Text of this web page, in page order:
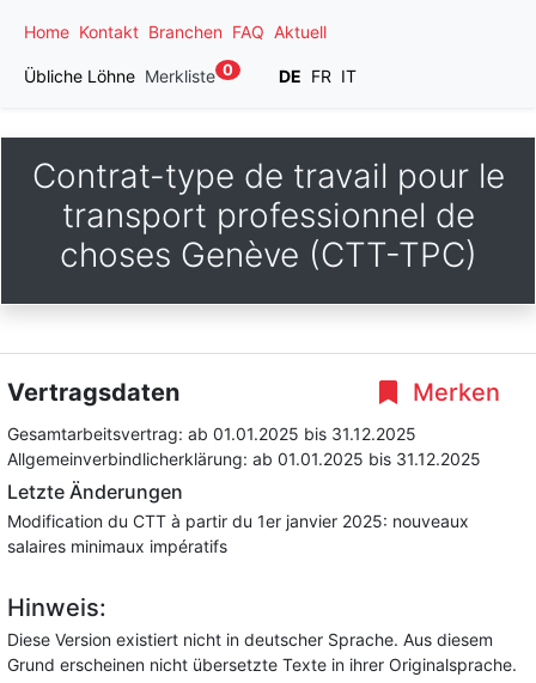
Home Kontakt Branchen FAQ Aktuell
Übliche Löhne Merkliste 0 DE FR IT
Contrat-type de travail pour le
transport professionnel de
choses Genève (CTT-TPC)
Merken
Vertragsdaten
Gesamtarbeitsvertrag: ab 01.01.2025 bis 31.12.2025
Allgemeinverbindlicherklärung: ab 01.01.2025 bis 31.12.2025
Letzte Änderungen
Modification du CTT à partir du 1er janvier 2025: nouveaux
salaires minimaux impératifs
Hinweis:
Diese Version existiert nicht in deutscher Sprache. Aus diesem
Grund erscheinen nicht übersetzte Texte in ihrer Originalsprache.